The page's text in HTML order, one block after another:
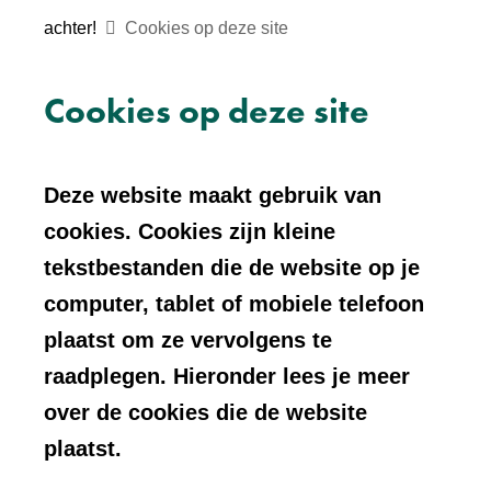
achter! Cookies op deze site
Cookies op deze site
Deze website maakt gebruik van
cookies. Cookies zijn kleine
tekstbestanden die de website op je
computer, tablet of mobiele telefoon
plaatst om ze vervolgens te
raadplegen. Hieronder lees je meer
over de cookies die de website
plaatst.